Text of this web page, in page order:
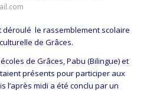
déroulé le rassemblement scolaire
de Grâces.
de Grâces, Pabu (Bilingue) et
présents pour participer aux
l’après midi a été conclu par un